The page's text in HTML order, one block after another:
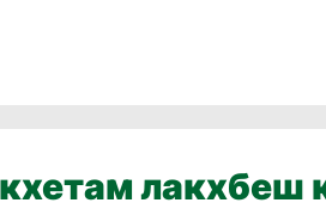
лакхбеш